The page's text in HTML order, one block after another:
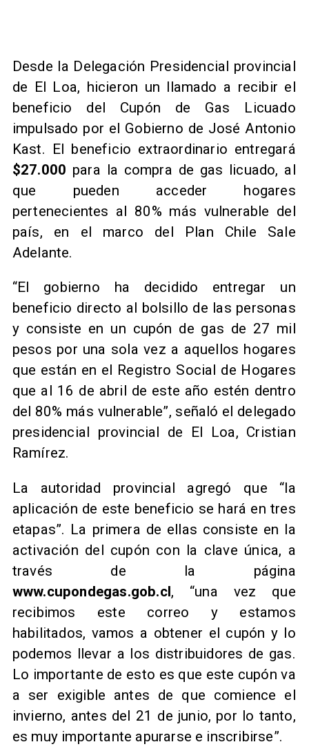
Desde la Delegación Presidencial provincial
de El Loa, hicieron un llamado a recibir el
beneficio del Cupón de Gas Licuado
impulsado por el Gobierno de José Antonio
Kast. El beneficio extraordinario entregará
$27.000 para la compra de gas licuado, al
que pueden acceder hogares
pertenecientes al 80% más vulnerable del
país, en el marco del Plan Chile Sale
Adelante.
“El gobierno ha decidido entregar un
beneficio directo al bolsillo de las personas
y consiste en un cupón de gas de 27 mil
pesos por una sola vez a aquellos hogares
que están en el Registro Social de Hogares
que al 16 de abril de este año estén dentro
del 80% más vulnerable”, señaló el delegado
presidencial provincial de El Loa, Cristian
Ramírez.
La autoridad provincial agregó que “la
aplicación de este beneficio se hará en tres
etapas”. La primera de ellas consiste en la
activación del cupón con la clave única, a
través de la página
www.cupondegas.gob.cl, “una vez que
recibimos este correo y estamos
habilitados, vamos a obtener el cupón y lo
podemos llevar a los distribuidores de gas.
Lo importante de esto es que este cupón va
a ser exigible antes de que comience el
invierno, antes del 21 de junio, por lo tanto,
es muy importante apurarse e inscribirse”.